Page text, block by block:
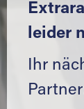
leider
Ihr